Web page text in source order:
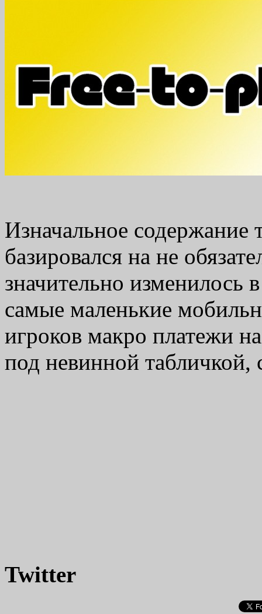
Изначальное содержание
базировался на не
значительно
самые маленькие
игроков макро платежи
под невинной табличкой,
Twitter